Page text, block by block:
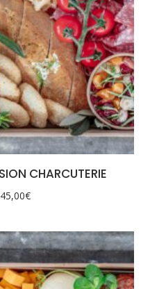
CHARCUTERIE
45,00€